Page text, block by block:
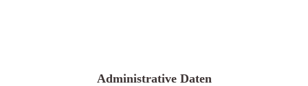
Administrative Daten